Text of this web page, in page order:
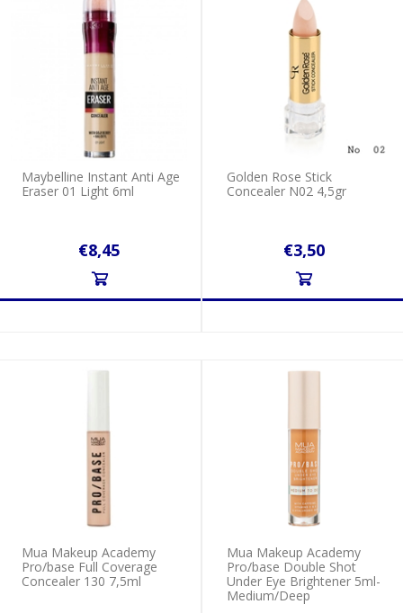
Maybelline Instant Anti Age
Eraser 01 Light 6ml
€8,45
Golden Rose Stick
Concealer N02 4,5gr
€3,50
Mua Makeup Academy
Pro/base Full Coverage
Concealer 130 7,5ml
Mua Makeup Academy
Pro/base Double Shot
Under Eye Brightener 5ml-
Medium/Deep